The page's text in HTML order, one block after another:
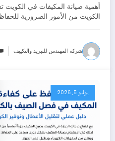
أهمية صيانة المكيفات في الكويت
الكويت من الأمور الضرورية
شركة المهندس للتبريد والتكييف
يوليو 5, 2026